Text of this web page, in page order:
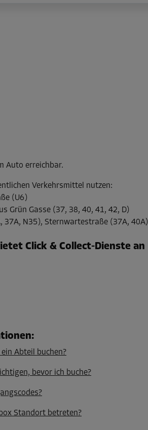
Auto erreichbar.
Verkehrsmittel nutzen:
(U6)
Grün Gasse (37, 38, 40, 41, 42, D)
37A, N35), Sternwartestraße (37A, 40A)
Click & Collect-Dienste an
:
Abteil buchen?
bevor ich buche?
Standort betreten?